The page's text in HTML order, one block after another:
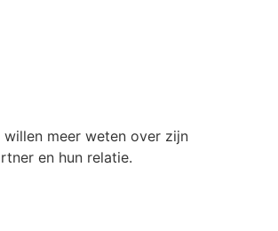
meer weten over zijn
en hun relatie.